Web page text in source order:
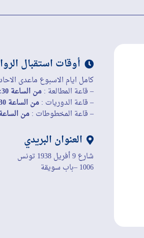
أوقات استقبال
كامل ايام الاسبوع ماعدى
– قاعة المطالعة :من الساعة 8:30 إلى الساعة 19:45
– قاعة الدوريات :من الساعة 8:30 إلى الساعة 19:45
– قاعة المخطوطات :من الساعة 8:30 إلى الساعة
العنوان البريدي
شارع 9 أفريل 1938 تونس
1006 –باب سويقة